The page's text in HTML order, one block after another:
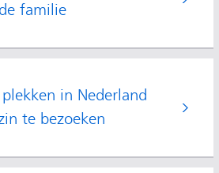
familie
in Nederland
te bezoeken